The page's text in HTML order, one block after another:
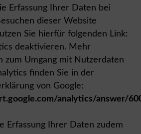
Erfassung Ihrer Daten bei
dieser Website
Sie hierfür folgenden Link:
deaktivieren. Mehr
zum Umgang mit Nutzerdaten
finden Sie in der
von Google:
analytics/answer/
Erfassung Ihrer Daten zudem